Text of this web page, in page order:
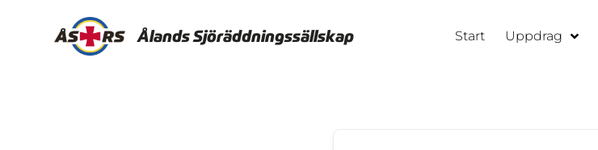
Ålands Sjöräddningssällskap Start Uppdrag